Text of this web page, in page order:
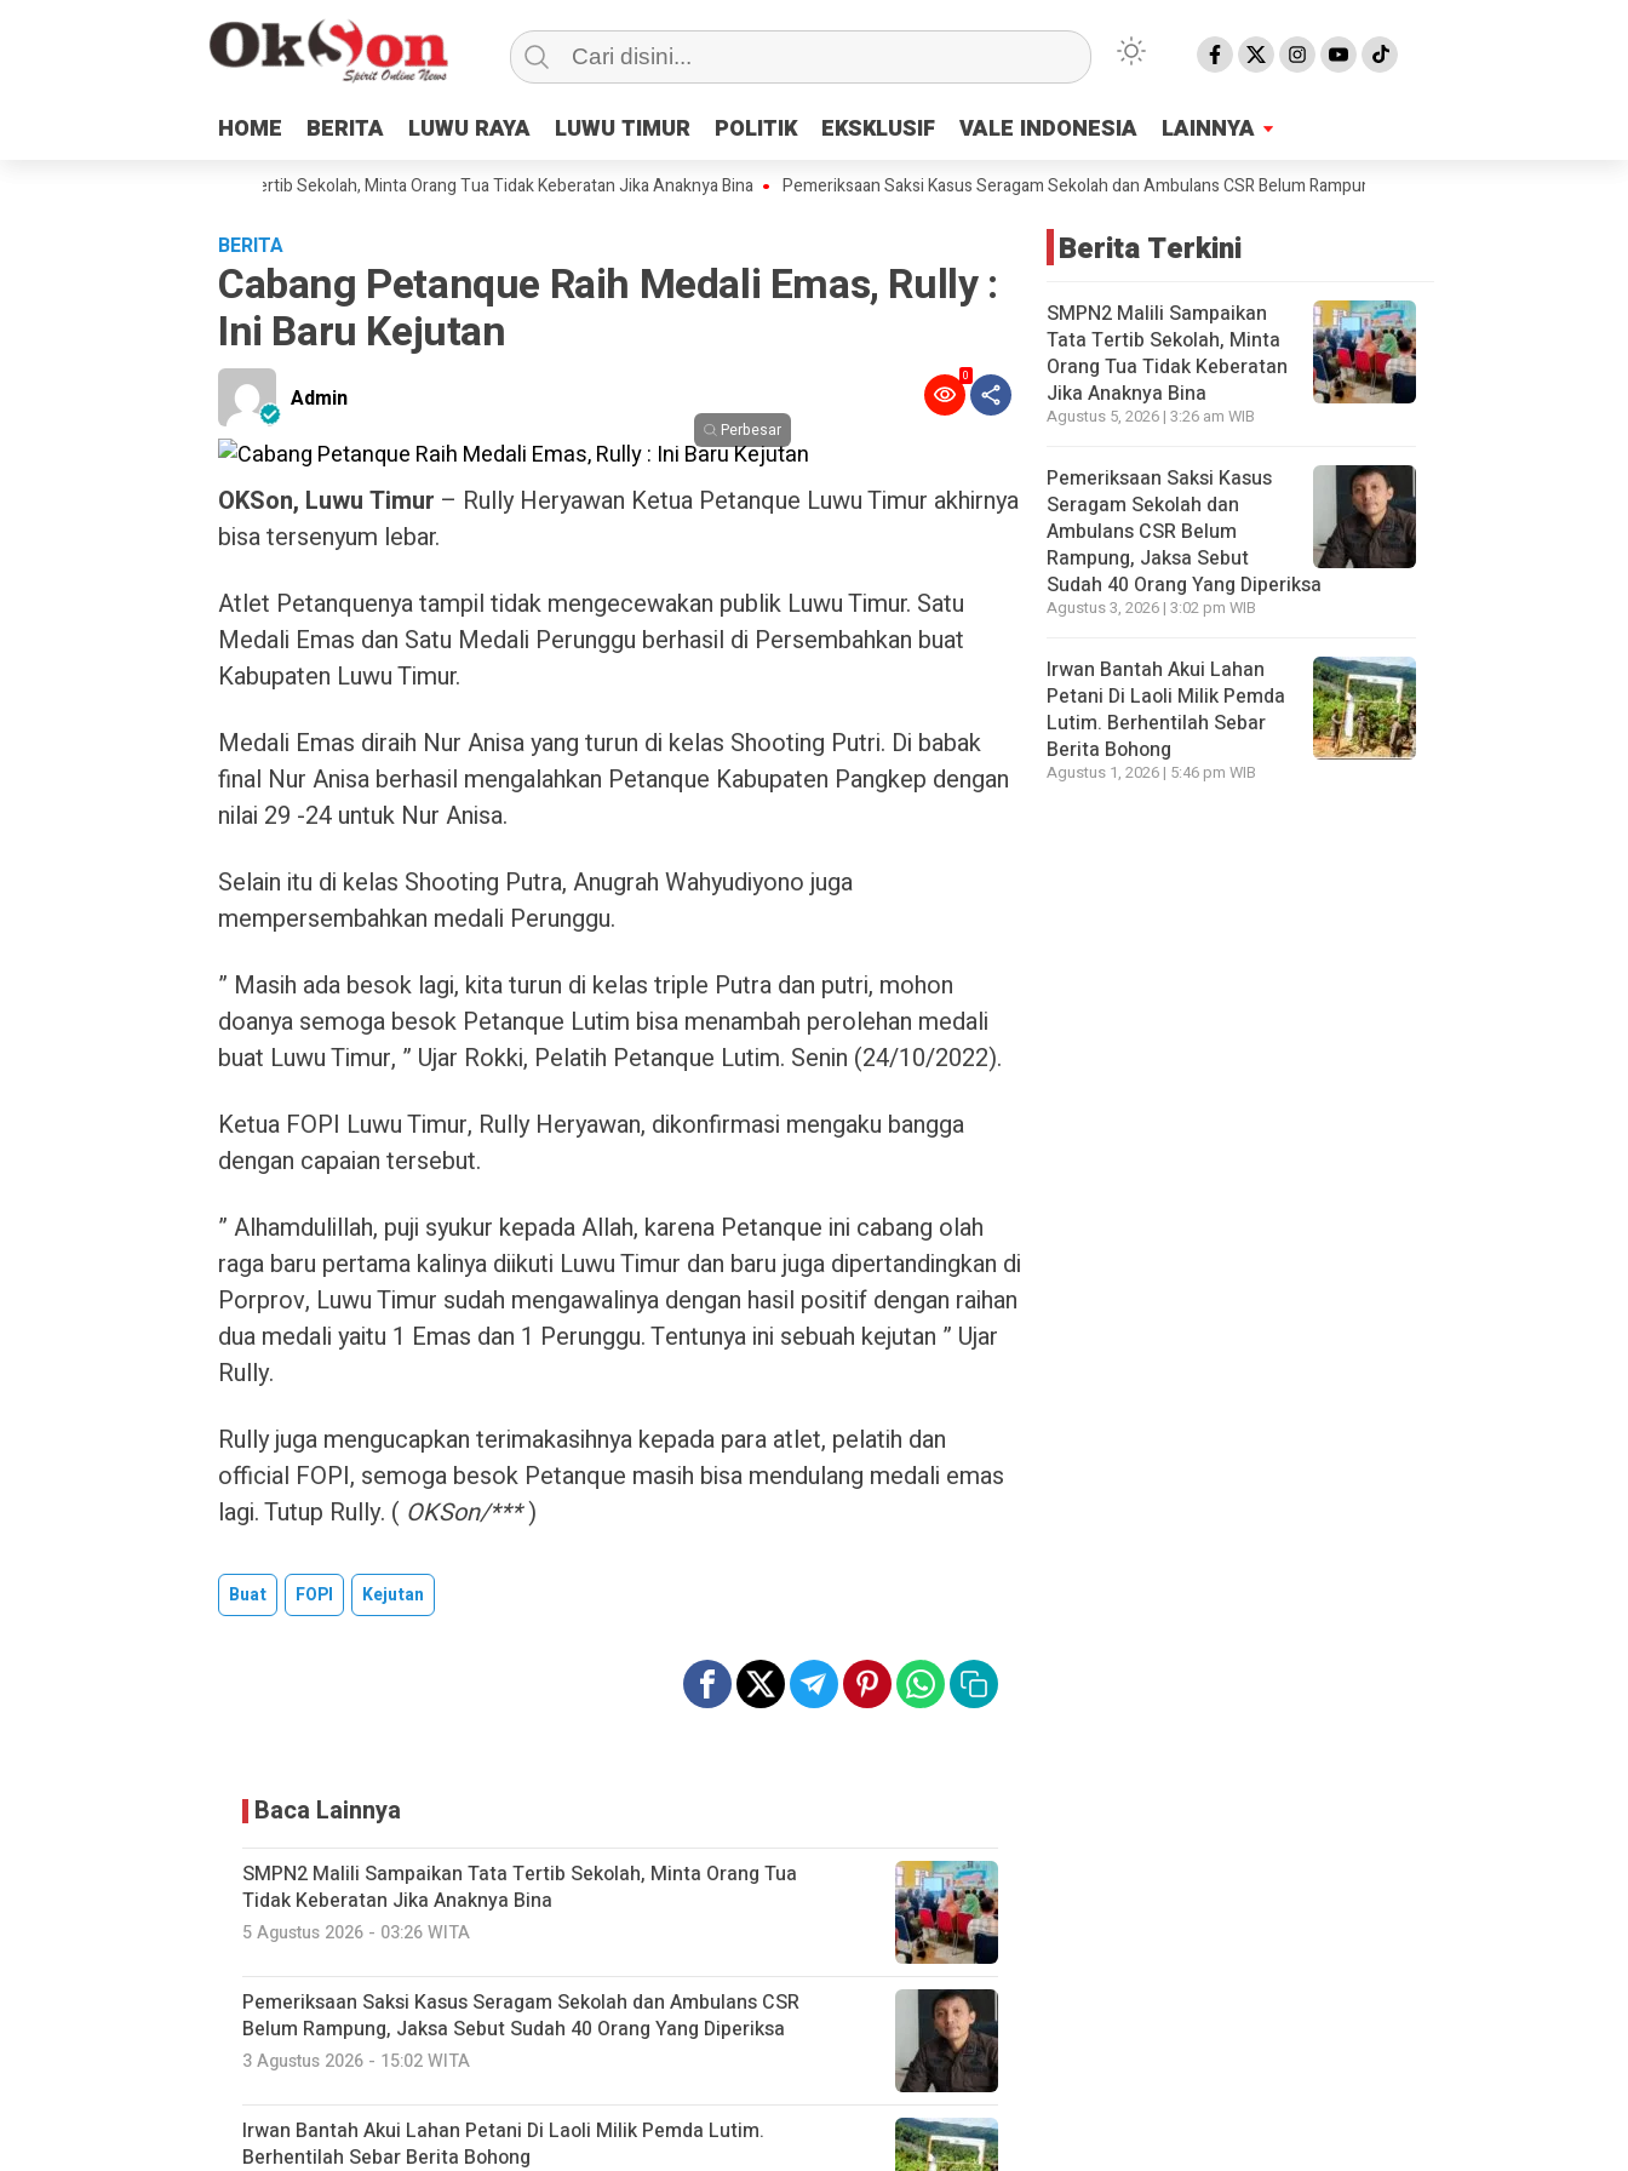
HOME BERITA LUWU RAYA LUWU TIMUR POLITIK EKSKLUSIF VALE INDONESIA LAINNYA
HOME BERITA LUWU RAYA LUWU TIMUR POLITIK EKSKLUSIF VALE INDONESIA LAINNYA
Malili Sampaikan Tata Tertib Sekolah, Minta Orang Tua Tidak Keberatan Jika Anaknya Bina Pemeriksaan Saksi Kasus Seragam Sekolah dan Ambulans CSR Belum Rampung, Jaksa Sebut Sudah 40 Orang Yang
BERITA
Cabang Petanque Raih Medali Emas, Rully :
Ini Baru Kejutan
Admin
0
Perbesar
OKSon, Luwu Timur – Rully Heryawan Ketua Petanque Luwu Timur akhirnya
bisa tersenyum lebar.
Atlet Petanquenya tampil tidak mengecewakan publik Luwu Timur. Satu
Medali Emas dan Satu Medali Perunggu berhasil di Persembahkan buat
Kabupaten Luwu Timur.
Medali Emas diraih Nur Anisa yang turun di kelas Shooting Putri. Di babak
final Nur Anisa berhasil mengalahkan Petanque Kabupaten Pangkep dengan
nilai 29 -24 untuk Nur Anisa.
Selain itu di kelas Shooting Putra, Anugrah Wahyudiyono juga
mempersembahkan medali Perunggu.
” Masih ada besok lagi, kita turun di kelas triple Putra dan putri, mohon
doanya semoga besok Petanque Lutim bisa menambah perolehan medali
buat Luwu Timur, ” Ujar Rokki, Pelatih Petanque Lutim. Senin (24/10/2022).
Ketua FOPI Luwu Timur, Rully Heryawan, dikonfirmasi mengaku bangga
dengan capaian tersebut.
” Alhamdulillah, puji syukur kepada Allah, karena Petanque ini cabang olah
raga baru pertama kalinya diikuti Luwu Timur dan baru juga dipertandingkan di
Porprov, Luwu Timur sudah mengawalinya dengan hasil positif dengan raihan
dua medali yaitu 1 Emas dan 1 Perunggu. Tentunya ini sebuah kejutan ” Ujar
Rully.
Rully juga mengucapkan terimakasihnya kepada para atlet, pelatih dan
official FOPI, semoga besok Petanque masih bisa mendulang medali emas
lagi. Tutup Rully. ( OKSon/***)
Buat FOPI Kejutan
Baca Lainnya
SMPN2 Malili Sampaikan Tata Tertib Sekolah, Minta Orang Tua
Tidak Keberatan Jika Anaknya Bina
5 Agustus 2026 - 03:26 WITA
Pemeriksaan Saksi Kasus Seragam Sekolah dan Ambulans CSR
Belum Rampung, Jaksa Sebut Sudah 40 Orang Yang Diperiksa
3 Agustus 2026 - 15:02 WITA
Irwan Bantah Akui Lahan Petani Di Laoli Milik Pemda Lutim.
Berhentilah Sebar Berita Bohong
Berita Terkini
SMPN2 Malili Sampaikan
Tata Tertib Sekolah, Minta
Orang Tua Tidak Keberatan
Jika Anaknya Bina
Agustus 5, 2026 | 3:26 am WIB
Pemeriksaan Saksi Kasus
Seragam Sekolah dan
Ambulans CSR Belum
Rampung, Jaksa Sebut
Sudah 40 Orang Yang Diperiksa
Agustus 3, 2026 | 3:02 pm WIB
Irwan Bantah Akui Lahan
Petani Di Laoli Milik Pemda
Lutim. Berhentilah Sebar
Berita Bohong
Agustus 1, 2026 | 5:46 pm WIB